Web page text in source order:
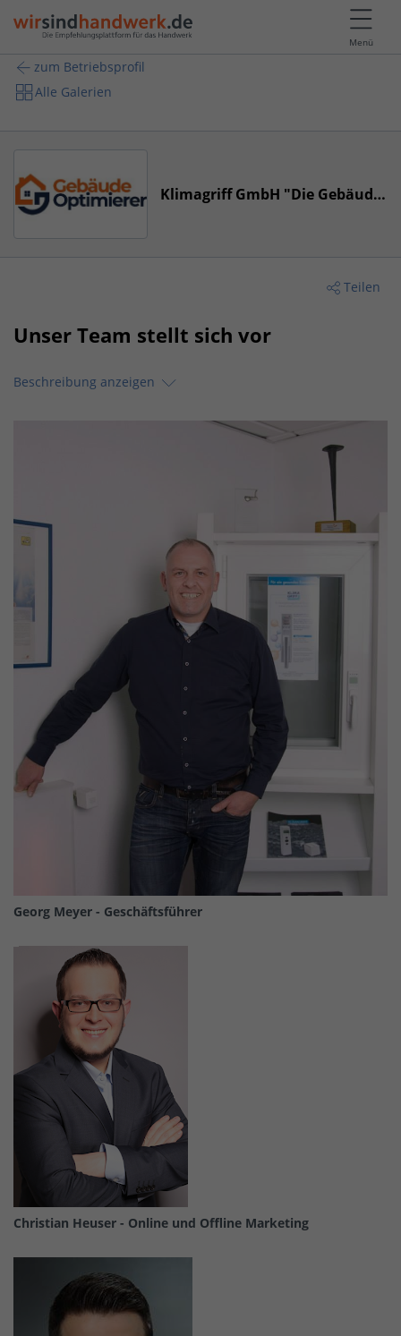
Menü
zum Betriebsprofil
Alle Galerien
Klimagriff GmbH "Die Gebäude-Optimierer"
Teilen
Unser Team stellt sich vor
Beschreibung anzeigen
Georg Meyer - Geschäftsführer
Christian Heuser - Online und Offline Marketing